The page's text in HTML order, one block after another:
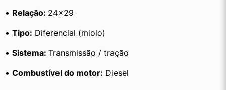
• Relação: 24×29
• Tipo: Diferencial (miolo)
• Sistema: Transmissão / tração
• Combustível do motor: Diesel